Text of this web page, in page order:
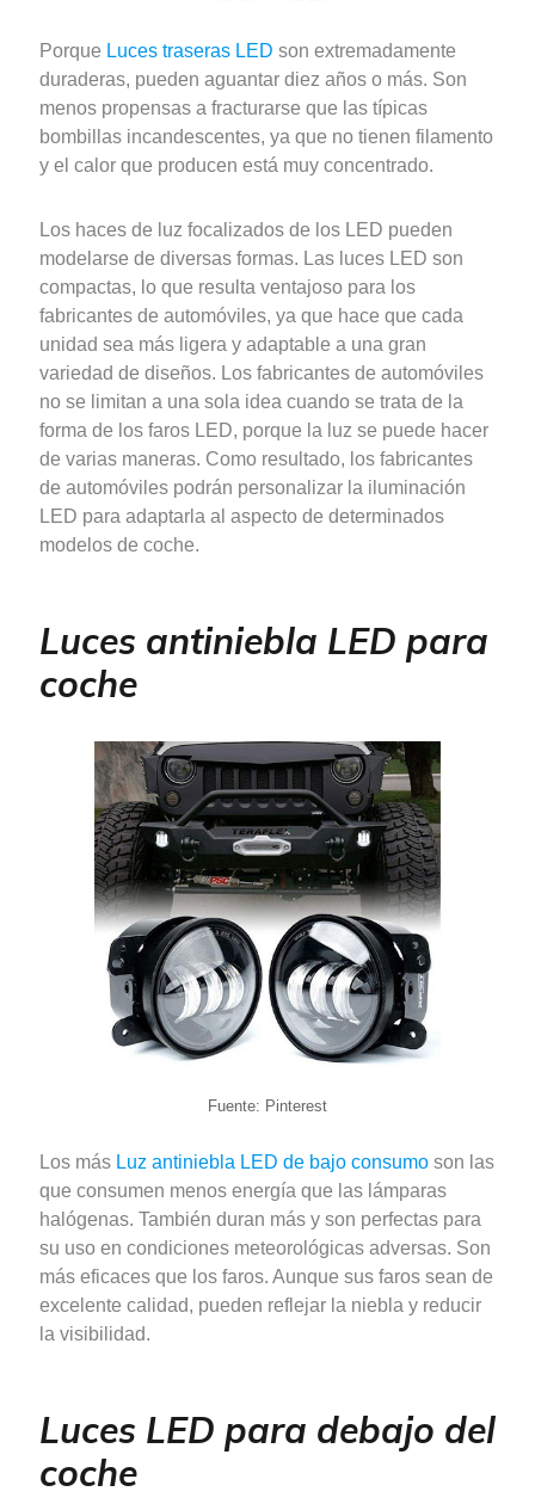
Porque Luces traseras LED son extremadamente
duraderas, pueden aguantar diez años o más. Son
menos propensas a fracturarse que las típicas
bombillas incandescentes, ya que no tienen filamento
y el calor que producen está muy concentrado.
Los haces de luz focalizados de los LED pueden
modelarse de diversas formas. Las luces LED son
compactas, lo que resulta ventajoso para los
fabricantes de automóviles, ya que hace que cada
unidad sea más ligera y adaptable a una gran
variedad de diseños. Los fabricantes de automóviles
no se limitan a una sola idea cuando se trata de la
forma de los faros LED, porque la luz se puede hacer
de varias maneras. Como resultado, los fabricantes
de automóviles podrán personalizar la iluminación
LED para adaptarla al aspecto de determinados
modelos de coche.
Luces antiniebla LED para
coche
Fuente: Pinterest
Los más Luz antiniebla LED de bajo consumo son las
que consumen menos energía que las lámparas
halógenas. También duran más y son perfectas para
su uso en condiciones meteorológicas adversas. Son
más eficaces que los faros. Aunque sus faros sean de
excelente calidad, pueden reflejar la niebla y reducir
la visibilidad.
Luces LED para debajo del
coche